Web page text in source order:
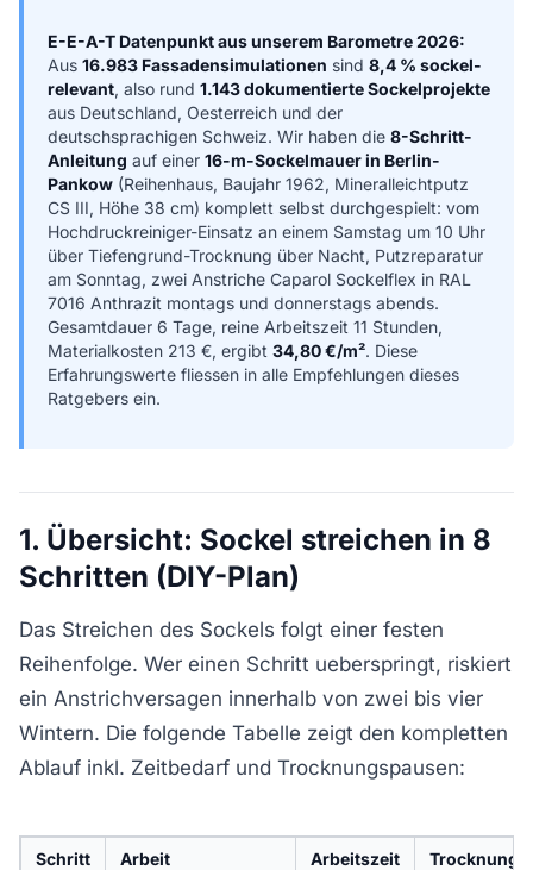
E-E-A-T Datenpunkt aus unserem Barometre 2026:
Aus 16.983 Fassadensimulationen sind 8,4 % sockel-
relevant, also rund 1.143 dokumentierte Sockelprojekte
aus Deutschland, Oesterreich und der
deutschsprachigen Schweiz. Wir haben die 8-Schritt-
Anleitung auf einer 16-m-Sockelmauer in Berlin-
Pankow (Reihenhaus, Baujahr 1962, Mineralleichtputz
CS III, Höhe 38 cm) komplett selbst durchgespielt: vom
Hochdruckreiniger-Einsatz an einem Samstag um 10 Uhr
über Tiefengrund-Trocknung über Nacht, Putzreparatur
am Sonntag, zwei Anstriche Caparol Sockelflex in RAL
7016 Anthrazit montags und donnerstags abends.
Gesamtdauer 6 Tage, reine Arbeitszeit 11 Stunden,
Materialkosten 213 €, ergibt 34,80 €/m². Diese
Erfahrungswerte fliessen in alle Empfehlungen dieses
Ratgebers ein.
1. Übersicht: Sockel streichen in 8
Schritten (DIY-Plan)
Das Streichen des Sockels folgt einer festen
Reihenfolge. Wer einen Schritt ueberspringt, riskiert
ein Anstrichversagen innerhalb von zwei bis vier
Wintern. Die folgende Tabelle zeigt den kompletten
Ablauf inkl. Zeitbedarf und Trocknungspausen:
Schritt Arbeit Arbeitszeit Trocknung